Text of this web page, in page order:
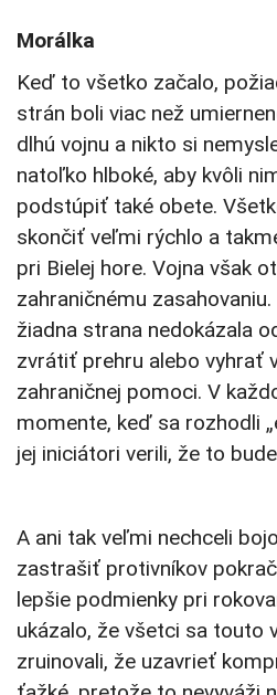
Morálka
Keď to všetko začalo,
strán boli viac než
dlhú vojnu a nikto si
natoľko hlboké, aby kvôli
podstúpiť také obete.
skončiť veľmi rýchlo a
pri Bielej hore. Vojna však
zahraničnému
žiadna strana nedokázala
zvrátiť prehru alebo vyhrať
zahraničnej pomoci. V
momente, keď sa rozhodli
jej iniciátori verili, že to
A ani tak veľmi nechceli
zastrašiť protivníkov
lepšie podmienky pri
ukázalo, že všetci sa touto
zruinovali, že uzavrieť